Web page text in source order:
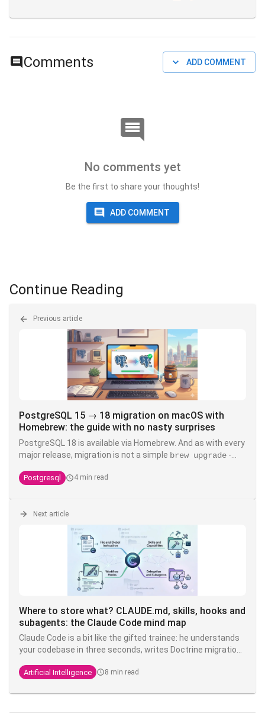
Comments ADD COMMENT
No comments yet
Be the first to share your thoughts!
ADD COMMENT
Continue Reading
Previous article
PostgreSQL 15 → 18 migration on macOS with
Homebrew: the guide with no nasty surprises
PostgreSQL 18 is available via Homebrew. And as with every
major release, migration is not a simple brew upgrade -
between major versions. Here's the full, tested procedure,
Postgresql 4 min read
Next article
Where to store what? CLAUDE.md, skills, hooks and
subagents: the Claude Code mind map
Claude Code is a bit like the gifted trainee: he understands
your codebase in three seconds, writes Doctrine migrations
ten times that here we writeTEXT
each instruction in the right place.
Artificial Intelligence 8 min read